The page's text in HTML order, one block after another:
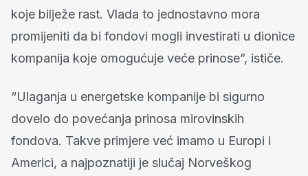
koje bilježe rast. Vlada to jednostavno mora
promijeniti da bi fondovi mogli investirati u dionice
kompanija koje omogućuje veće prinose”, ističe.
“Ulaganja u energetske kompanije bi sigurno
dovelo do povećanja prinosa mirovinskih
fondova. Takve primjere već imamo u Europi i
Americi, a najpoznatiji je slučaj Norveškog